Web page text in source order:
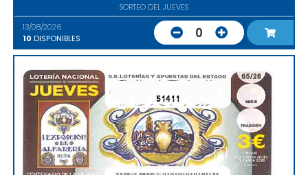
SORTEO DEL JUEVES
13/08/2026
10 DISPONIBLES 0
51411